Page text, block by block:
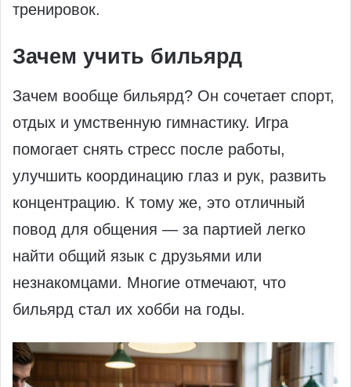
тренировок.
Зачем учить бильярд
Зачем вообще бильярд? Он сочетает спорт,
отдых и умственную гимнастику. Игра
помогает снять стресс после работы,
улучшить координацию глаз и рук, развить
концентрацию. К тому же, это отличный
повод для общения — за партией легко
найти общий язык с друзьями или
незнакомцами. Многие отмечают, что
бильярд стал их хобби на годы.